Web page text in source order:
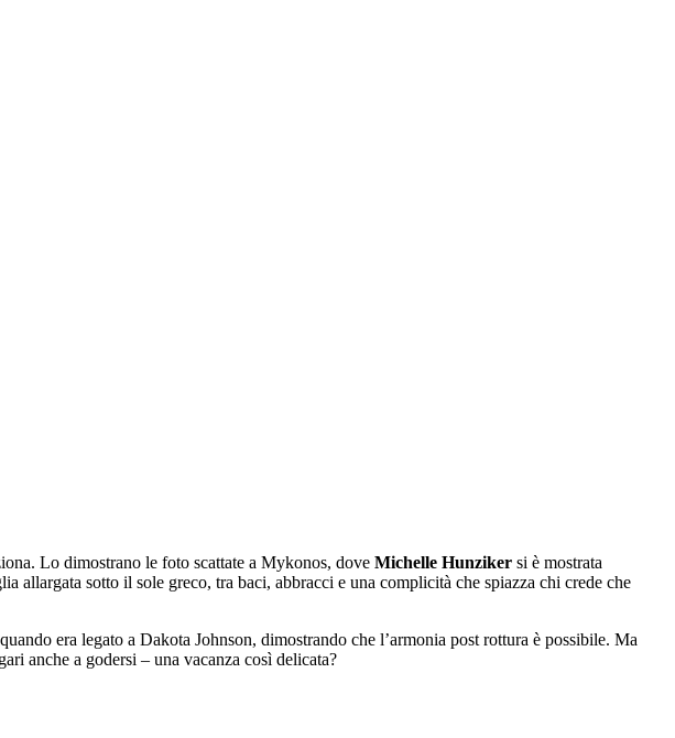
Lo dimostrano le foto scattate a Mykonos, dove Michelle Hunziker si è mostrata
allargata sotto il sole greco, tra baci, abbracci e una complicità che spiazza chi crede che
era legato a Dakota Johnson, dimostrando che l’armonia post rottura è possibile. Ma
anche a godersi – una vacanza così delicata?